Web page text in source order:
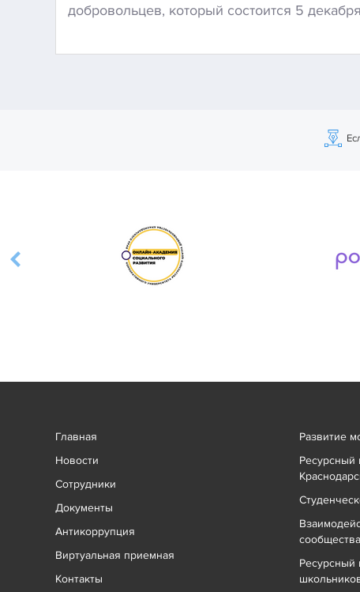
добровольцев, который состоится 5
Главная
Новости
Сотрудники
Документы
Антикоррупция
Виртуальная приемная
Контакты
Развитие
Ресурсный
Ресурсный